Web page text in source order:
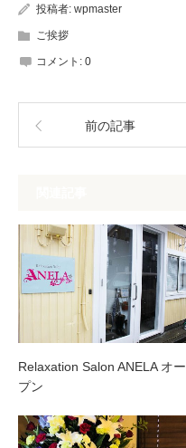
投稿者: wpmaster
ご挨拶
コメント: 0
前の記事
Relaxation Salon ANELA オー
プン